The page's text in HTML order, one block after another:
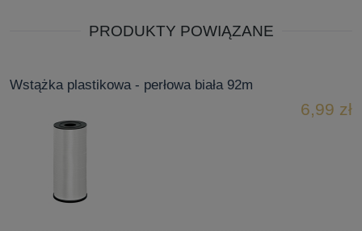
PRODUKTY POWIĄZANE
Wstążka plastikowa - perłowa biała 92m
6,99 zł